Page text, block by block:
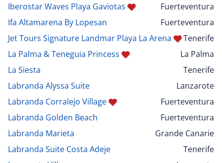
Iberostar Waves Playa Gaviotas
Fuerteventura
Ifa Altamarena By Lopesan
Fuerteventura
Jet Tours Signature Landmar Playa La Arena
Tenerife
La Palma & Teneguia Princess
La Palma
La Siesta
Tenerife
Labranda Alyssa Suite
Lanzarote
Labranda Corralejo Village
Fuerteventura
Labranda Golden Beach
Fuerteventura
Labranda Marieta
Grande Canarie
Labranda Suite Costa Adeje
Tenerife